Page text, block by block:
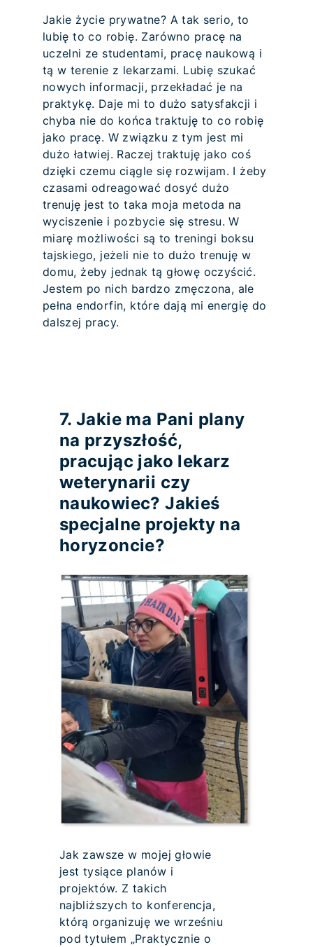
Jakie życie prywatne? A tak serio, to
lubię to co robię. Zarówno pracę na
uczelni ze studentami, pracę naukową i
tą w terenie z lekarzami. Lubię szukać
nowych informacji, przekładać je na
praktykę. Daje mi to dużo satysfakcji i
chyba nie do końca traktuję to co robię
jako pracę. W związku z tym jest mi
dużo łatwiej. Raczej traktuję jako coś
dzięki czemu ciągle się rozwijam. I żeby
czasami odreagować dosyć dużo
trenuję jest to taka moja metoda na
wyciszenie i pozbycie się stresu. W
miarę możliwości są to treningi boksu
tajskiego, jeżeli nie to dużo trenuję w
domu, żeby jednak tą głowę oczyścić.
Jestem po nich bardzo zmęczona, ale
pełna endorfin, które dają mi energię do
dalszej pracy.
7. Jakie ma Pani plany
na przyszłość,
pracując jako lekarz
weterynarii czy
naukowiec? Jakieś
specjalne projekty na
horyzoncie?
Jak zawsze w mojej głowie
jest tysiące planów i
projektów. Z takich
najbliższych to konferencja,
którą organizuję we wrześniu
pod tytułem „Praktycznie o